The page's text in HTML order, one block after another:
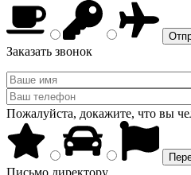
Заказать звонок
Пожалуйста, докажите, что вы
Письмо директору